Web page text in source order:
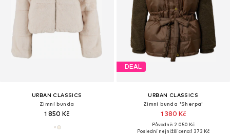
URBAN CLASSICS
Zimní bunda
1 850 Kč
DEAL
URBAN CLASSICS
Zimní bunda 'Sherpa'
1 380 Kč
Původně: 2 050 Kč
Poslední nejnižší cena:1 373 Kč